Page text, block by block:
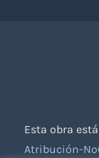
Esta obra
Atribución-